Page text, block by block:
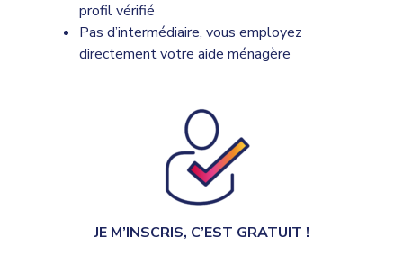
profil vérifié
Pas d’intermédiaire, vous employez
directement votre aide ménagère
JE M’INSCRIS, C’EST GRATUIT !